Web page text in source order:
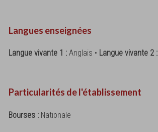
Langues enseignées
Langue vivante 1 : Anglais • Langue vivante 2 :
Particularités de l'établissement
Bourses : Nationale